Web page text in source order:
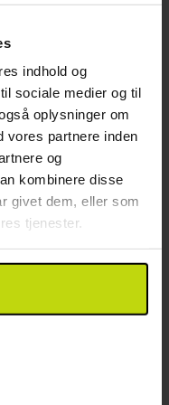
indhold og
sociale medier og til
oplysninger om
vores partnere inden
og
kombinere disse
givet dem, eller som
tjenester.
pp1219,-
I alt 2438,-
Okt